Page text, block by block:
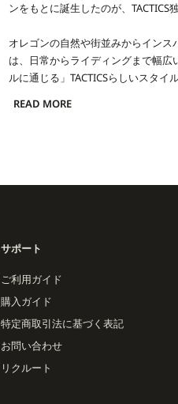
ンをもとに誕生したのが、TACTICS
オレゴンの自然や街並みからイン
は、日常からライディングまで幅
ルに通じる」TACTICSらしいスタイ
また、HUF、HEROIN
トボードとスノーボードカルチャー
READ MORE
サポート
ご利用ガイド
購入ガイド
特定商取引法に基づく表記
お問い合わせ
リクルート